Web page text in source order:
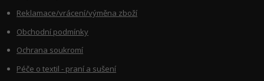
Reklamace/vrácení/výměna zboží
Obchodní podmínky
Ochrana soukromí
Péče o textil - praní a sušení